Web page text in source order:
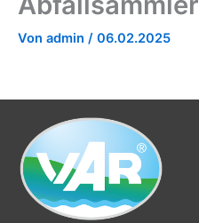
Von admin / 06.02.2025